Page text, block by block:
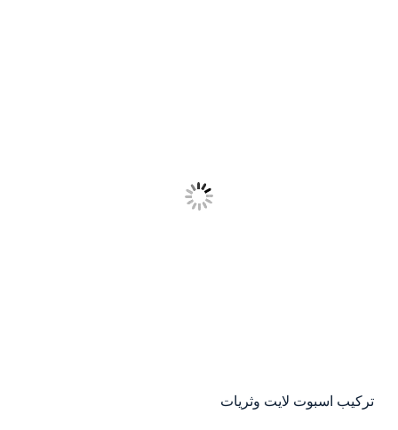
تركيب اسبوت لايت وثريات